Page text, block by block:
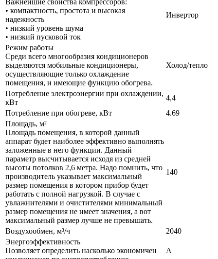
Важнейшие свойства компрессоров:
• компактность, простота и высокая
надежность
• низкий уровень шума
• низкий пусковой ток
Инвертор
Режим работы
Среди всего многообразия кондиционеров
выделяются мобильные кондиционеры,
осуществляющие только охлаждение
помещения, и имеющие функцию обогрева.
Холод/тепло
Потребление электроэнергии при охлаждении,
кВт
4,4
Потребление при обогреве, кВт
4.69
Площадь, м²
Площадь помещения, в которой данный
аппарат будет наиболее эффективно выполнять
заложенные в него функции. Данный
параметр высчитывается исходя из средней
высоты потолков 2,6 метра. Надо помнить, что
производитель указывает максимальный
размер помещения в котором прибор будет
работать с полной нагрузкой. В случае с
увлажнителями и очистителями минимальный
размер помещения не имеет значения, а вот
максимальный размер лучше не превышать.
140
Воздухообмен, м³/ч
2040
Энергоэффективность
Позволяет определить насколько экономичен
A